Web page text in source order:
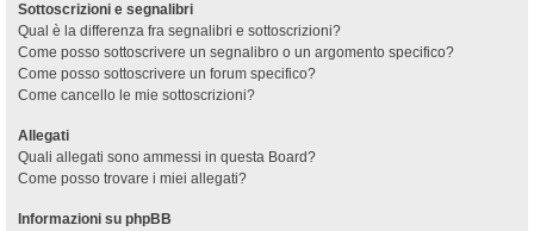
Sottoscrizioni e segnalibri
Qual è la differenza fra segnalibri e sottoscrizioni?
Come posso sottoscrivere un segnalibro o un argomento specifico?
Come posso sottoscrivere un forum specifico?
Come cancello le mie sottoscrizioni?
Allegati
Quali allegati sono ammessi in questa Board?
Come posso trovare i miei allegati?
Informazioni su phpBB